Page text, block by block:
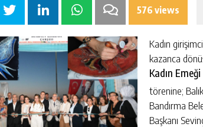
576 views
Kadın
kazanca
Kadın Emeği
törenine;
Bandırma
Başkanı